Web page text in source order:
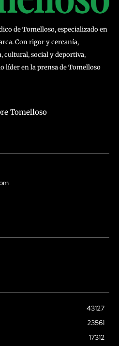
de Tomelloso, especializado en
Con rigor y cercanía,
cultural, social y deportiva,
líder en la prensa de Tomelloso
Tomelloso
43127
23561
17312